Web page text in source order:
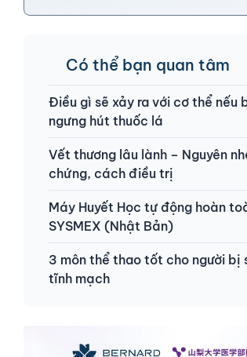
Có thể bạn quan tâm
Điều gì sẽ xảy ra với cơ thể nếu
ngưng hút thuốc lá
Vết thương lâu lành – Nguyên
chứng, cách điều trị
Máy Huyết Học tự động hoàn
SYSMEX (Nhật Bản)
3 môn thể thao tốt cho người bị
tĩnh mạch